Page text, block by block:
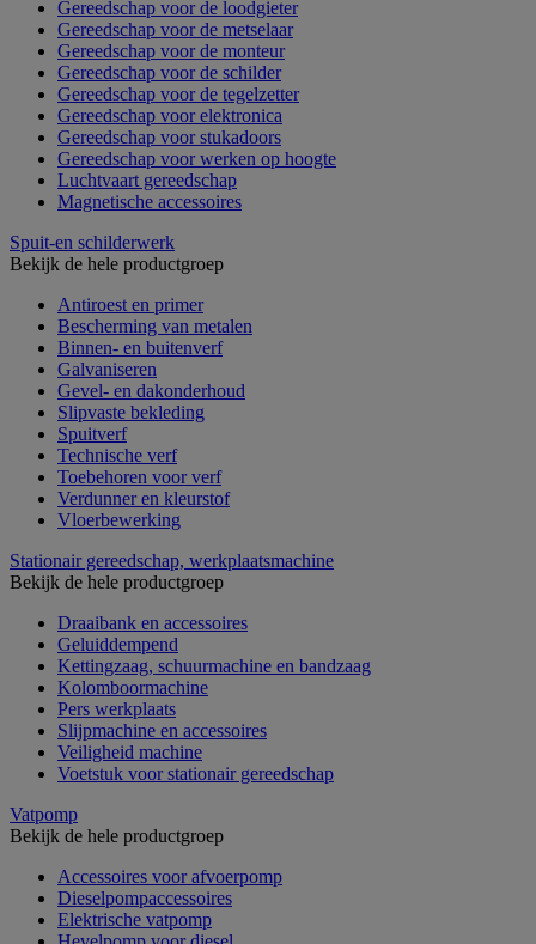
Gereedschap voor de loodgieter
Gereedschap voor de metselaar
Gereedschap voor de monteur
Gereedschap voor de schilder
Gereedschap voor de tegelzetter
Gereedschap voor elektronica
Gereedschap voor stukadoors
Gereedschap voor werken op hoogte
Luchtvaart gereedschap
Magnetische accessoires
Spuit-en schilderwerk
Bekijk de hele productgroep
Antiroest en primer
Bescherming van metalen
Binnen- en buitenverf
Galvaniseren
Gevel- en dakonderhoud
Slipvaste bekleding
Spuitverf
Technische verf
Toebehoren voor verf
Verdunner en kleurstof
Vloerbewerking
Stationair gereedschap, werkplaatsmachine
Bekijk de hele productgroep
Draaibank en accessoires
Geluiddempend
Kettingzaag, schuurmachine en bandzaag
Kolomboormachine
Pers werkplaats
Slijpmachine en accessoires
Veiligheid machine
Voetstuk voor stationair gereedschap
Vatpomp
Bekijk de hele productgroep
Accessoires voor afvoerpomp
Dieselpompaccessoires
Elektrische vatpomp